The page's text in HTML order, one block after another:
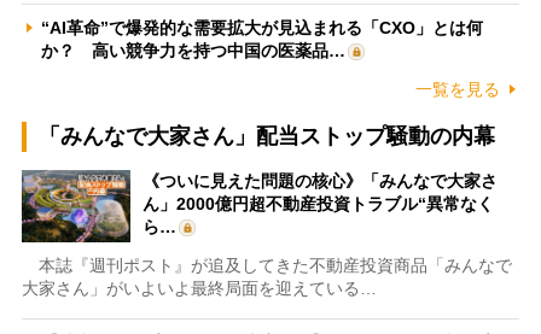
“AI革命”で爆発的な需要拡大が見込まれる「CXO」とは何
か？ 高い競争力を持つ中国の医薬品…
一覧を見る
「みんなで大家さん」配当ストップ騒動の内幕
《ついに見えた問題の核心》「みんなで大家さ
ん」2000億円超不動産投資トラブル“異常なく
ら…
本誌『週刊ポスト』が追及してきた不動産投資商品「みんなで
大家さん」がいよいよ最終局面を迎えている…